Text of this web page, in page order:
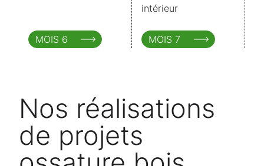
MOIS 6
intérieur
MOIS 7
Nos réalisations
de projets